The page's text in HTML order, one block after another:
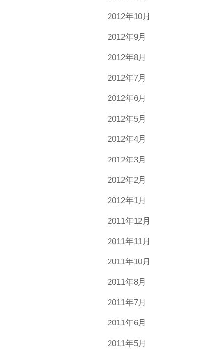
2012年10月
2012年9月
2012年8月
2012年7月
2012年6月
2012年5月
2012年4月
2012年3月
2012年2月
2012年1月
2011年12月
2011年11月
2011年10月
2011年8月
2011年7月
2011年6月
2011年5月